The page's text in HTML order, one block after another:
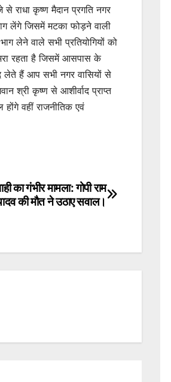
राधा कृष्ण मैदान प्रगति नगर
लेंगे जिसमें मटका फोड़ने वाली
लेने वाले सभी प्रतियोगियों को
रहता है जिसमें आसपास के
लेते हैं आप सभी नगर वासियों से
श्री कृष्ण से आशीर्वाद प्राप्त
वहीं राजनीतिक एवं
का गंभीर मामला: गोपी राम
की मौत ने उठाए सवाल।